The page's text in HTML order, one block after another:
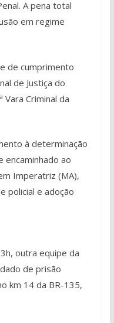
A pena total
em regime
de cumprimento
de Justiça do
Criminal da
à determinação
encaminhado ao
Imperatriz (MA),
policial e adoção
outra equipe da
de prisão
km 14 da BR-135,